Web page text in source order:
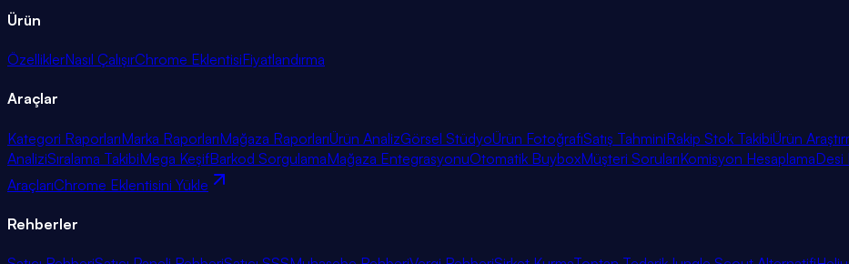
Ürün
ÖzelliklerNasıl ÇalışırChrome EklentisiFiyatlandırma
Araçlar
Kategori RaporlarıMarka RaporlarıMağaza RaporlarıÜrün AnalizGörsel StüdyoÜrün FotoğrafıSatış TahminiRakip Stok TakibiÜrün
AnaliziSıralama TakibiMega KeşifBarkod SorgulamaMağaza EntegrasyonuOtomatik BuyboxMüşteri SorularıKomisyon HesaplamaDesi
AraçlarıChrome Eklentisini Yükle
Rehberler